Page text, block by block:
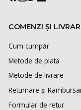
COMENZI ȘI
Cum cumpăr
Metode de plată
Metode de livrare
Returnare și
Formular de retur